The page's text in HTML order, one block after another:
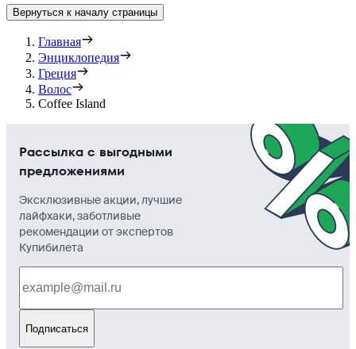
Вернуться к началу страницы
Главная
Энциклопедия
Греция
Волос
Coffee Island
Рассылка с выгодными
предложениями
Эксклюзивные акции, лучшие
лайфхаки, заботливые
рекомендации от экспертов
Купибилета
Подписаться